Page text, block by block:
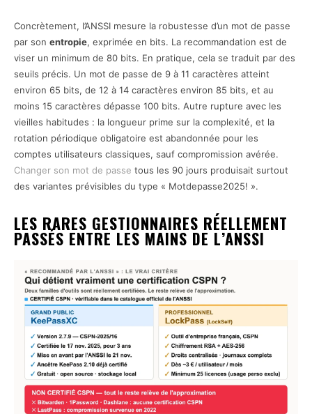
Concrètement, l’ANSSI mesure la robustesse d’un mot de passe
par son entropie, exprimée en bits. La recommandation est de
viser un minimum de 80 bits. En pratique, cela se traduit par des
seuils précis. Un mot de passe de 9 à 11 caractères atteint
environ 65 bits, de 12 à 14 caractères environ 85 bits, et au
moins 15 caractères dépasse 100 bits. Autre rupture avec les
vieilles habitudes : la longueur prime sur la complexité, et la
rotation périodique obligatoire est abandonnée pour les
comptes utilisateurs classiques, sauf compromission avérée.
Changer son mot de passe tous les 90 jours produisait surtout
des variantes prévisibles du type « Motdepasse2025! ».
LES RARES GESTIONNAIRES RÉELLEMENT
PASSÉS ENTRE LES MAINS DE L’ANSSI